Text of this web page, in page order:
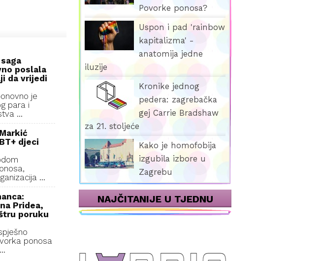
poslala
da vrijedi
je
para i
...
djeci
...
Pridea,
poruku
ponosa
Povorke ponosa?
Uspon i pad 'rainbow
kapitalizma' -
anatomija jedne
iluzije
Kronike jednog
pedera: zagrebačka
gej Carrie Bradshaw
za 21. stoljeće
Kako je homofobija
izgubila izbore u
Zagrebu
NAJČITANIJE U TJEDNU